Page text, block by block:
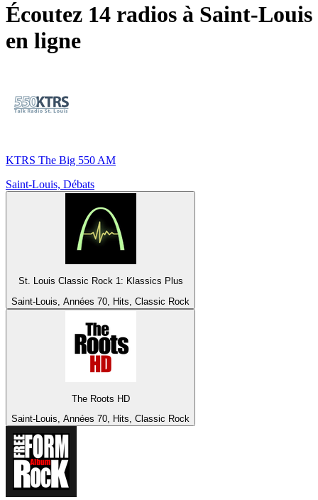
Écoutez 14 radios à Saint-Louis
en ligne
KTRS The Big 550 AM
Saint-Louis, Débats
St. Louis Classic Rock 1: Klassics Plus
Saint-Louis, Années 70, Hits, Classic Rock
The Roots HD
Saint-Louis, Années 70, Hits, Classic Rock